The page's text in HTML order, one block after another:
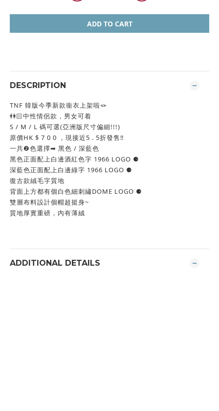
ADD TO CART
DESCRIPTION
TNF 韓版今季新款衞衣上架啦🪢
👫🏻中性情侶款，男女可着
S / M / L 碼可選(亞洲版尺寸偏細!!!)
原價HK $ 7 0 0 ，現接近5 . 5折發售‼️
一共❷色選擇➡︎ 黑色 / 深藍色
黑色正面配上白邊酒紅色字 1966 LOGO ⚈
深藍色正面配上白邊綠字 1966 LOGO ⚈
復古款絨毛字質地
背面上方都有個白色細刺繡DOME LOGO ⚈
雙層布料設計個帽超挺身~
質地厚實重磅，內有薄絨
ADDITIONAL DETAILS